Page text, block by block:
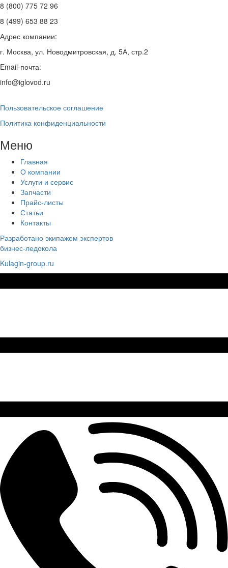
8 (800) 775 72 96
8 (499) 653 88 23
Адрес компании:
г. Москва, ул. Новодмитровская, д. 5А, стр.2
Email-почта:
info@iglovod.ru
Пользовательское соглашение
Политика конфиденциальности
Меню
Главная
О компании
Услуги и сервис
Запчасти
Прайс-листы
Статьи
Контакты
Разработано экипажем экспертов
бизнес-ледокола
Kulagin-group.ru